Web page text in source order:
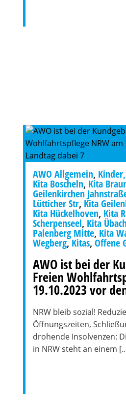
AWO Allgemein,
Kita Boscheln, Kita
Geilenkirchen
Lütticher Str, Kita
Kita Hückelhoven, Kita
Scherpenseel, Kita
Palenberg Mitte, Kita
Wegberg,Kitas, Offene
AWO ist bei der
Freien
19.10.2023 vor
NRW bleib sozial!
Öffnungszeiten,
drohende Insolvenzen:
in NRW steht an einem